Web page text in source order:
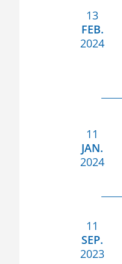
13
FEB.
2024
11
JAN.
2024
11
SEP.
2023